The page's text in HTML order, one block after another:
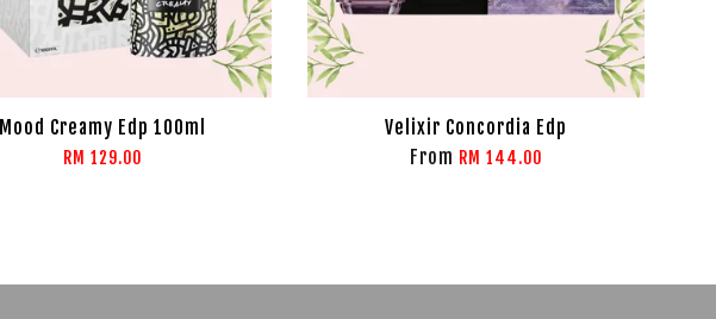
Mood Creamy Edp 100ml
RM 129.00
Velixir Concordia Edp
From RM 144.00